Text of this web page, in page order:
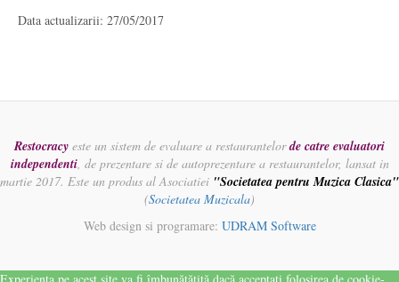
Data actualizarii: 27/05/2017
Restocracy este un sistem de evaluare a restaurantelorde catre evaluatori
independenti, de prezentare si de autoprezentare a restaurantelor, lansat in
martie 2017. Este un produs al Asociatiei "Societatea pentru Muzica Clasica"
(Societatea Muzicala)
Web design si programare: UDRAM Software